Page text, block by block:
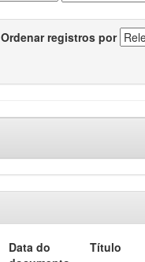
Ordenar registros por
Data do
Título